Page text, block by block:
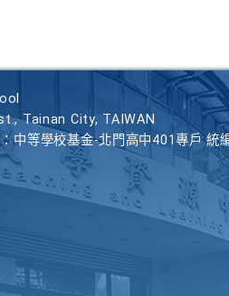
Tainan City, TAIWAN
中等學校基金-北門高中401專戶 統